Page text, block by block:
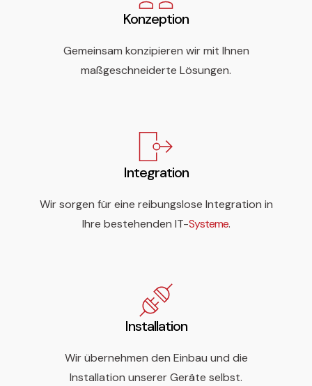
Konzeption
Gemeinsam konzipieren wir mit Ihnen
maßgeschneiderte Lösungen.
Integration
Wir sorgen für eine reibungslose Integration in
Ihre bestehenden IT-Systeme.
Installation
Wir übernehmen den Einbau und die
Installation unserer Geräte selbst.